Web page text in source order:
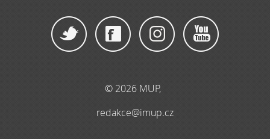
© 2026 MUP,
redakce@imup.cz